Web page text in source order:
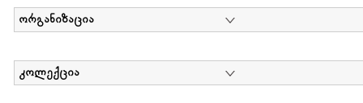
ორგანიზაცია
კოლექცია